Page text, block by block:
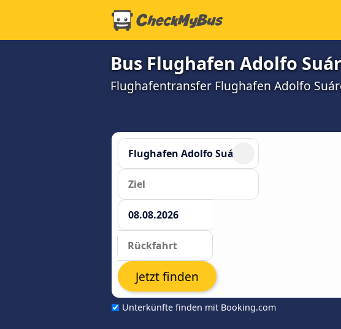
Bus Flughafen Adolfo
Flughafentransfer Flughafen Adolfo
Unterkünfte finden mit Booking.com
Jetzt finden